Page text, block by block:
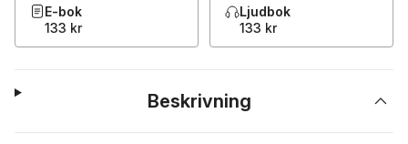
E-bok
133 kr
Ljudbok
133 kr
Beskrivning